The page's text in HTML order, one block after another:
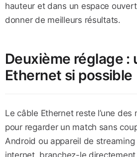
hauteur et dans un espace
donner de meilleurs résultats.
Deuxième réglage :
Ethernet si possible
Le câble Ethernet reste l’une des
pour regarder un match sans
Android ou appareil de
internet, branchez-le directement